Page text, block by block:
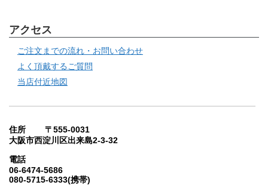
アクセス
ご注文までの流れ・お問い合わせ
よく頂戴するご質問
当店付近地図
住所 〒555-0031
大阪市西淀川区出来島2-3-32
電話
06-6474-5686
080-5715-6333(携帯)